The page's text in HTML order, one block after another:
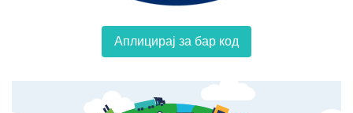
Аплицирај за бар код